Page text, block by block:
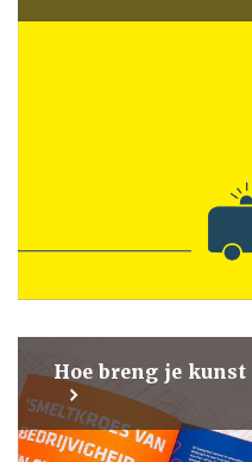
Hoe breng je